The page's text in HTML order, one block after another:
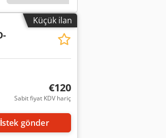
Küçük ilan
Daha fazla fotoğraf
€120
Sabit fiyat KDV hariç
İstek gönder